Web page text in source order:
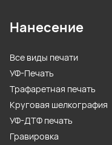
Нанесение
Все виды печати
УФ-Печать
Трафаретная печать
Круговая шелкография
УФ-ДТФ печать
Гравировка